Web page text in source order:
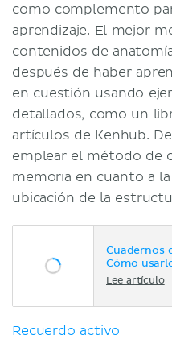
como complemento
aprendizaje. El mejor
contenidos de
después de haber
en cuestión usando
detallados, como un
artículos de Kenhub.
emplear el método de
memoria en cuanto a
ubicación de la
Cuadernos
Cómo
Lee artículo
Recuerdo activo